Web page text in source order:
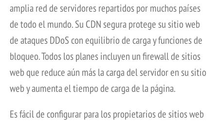
amplia red de servidores repartidos por muchos países
de todo el mundo. Su CDN segura protege su sitio web
de ataques DDoS con equilibrio de carga y funciones de
bloqueo. Todos los planes incluyen un firewall de sitios
web que reduce aún más la carga del servidor en su sitio
web y aumenta el tiempo de carga de la página.
Es fácil de configurar para los propietarios de sitios web